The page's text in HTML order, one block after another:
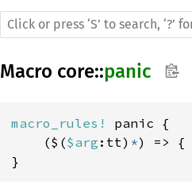
Macro core::panic
macro_rules! panic {
    ($(
$arg :tt) *) =>
}